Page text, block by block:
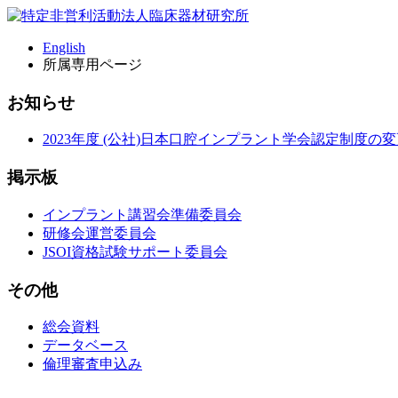
English
所属専用ページ
お知らせ
2023年度 (公社)日本口腔インプラント学会認定制度の
掲示板
インプラント講習会準備委員会
研修会運営委員会
JSOI資格試験サポート委員会
その他
総会資料
データベース
倫理審査申込み